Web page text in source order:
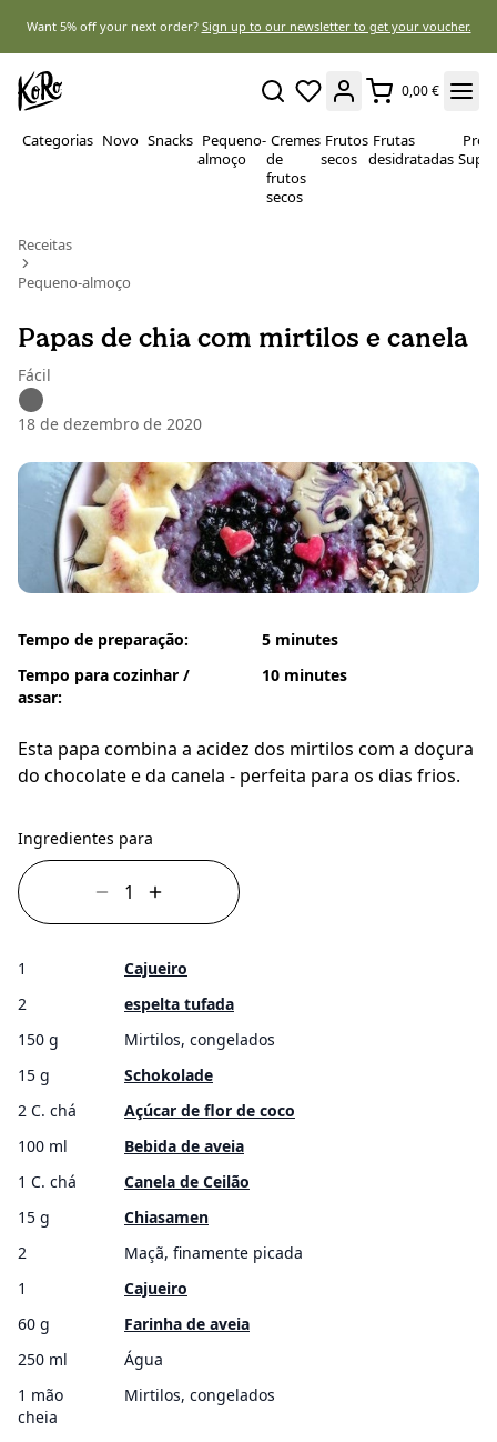
Want 5% off your next order? Sign up to our newsletter to get your voucher.
0,00 €
Categorias Novo Snacks Pequeno-
almoço
Cremes
de
frutos
secos
Frutos
secos
Frutas
desidratadas
Receitas
Pequeno-almoço
Papas de chia com mirtilos e canela
Fácil
18 de dezembro de 2020
Tempo de preparação:
Tempo para cozinhar /
assar:
5 minutes
10 minutes
Esta papa combina a acidez dos mirtilos com a doçura
do chocolate e da canela - perfeita para os dias frios.
Ingredientes para
1
Cajueiro
2
espelta tufada
150 g
Mirtilos, congelados
15 g
Schokolade
2 C. chá
Açúcar de flor de coco
100 ml
Bebida de aveia
1 C. chá
Canela de Ceilão
15 g
Chiasamen
2
Maçã, finamente picada
1
Cajueiro
60 g
Farinha de aveia
250 ml
Água
1 mão
cheia
Mirtilos, congelados